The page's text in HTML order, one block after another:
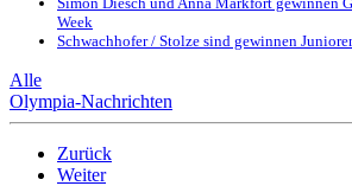
Week
Schwachhofer / Stolze sind gewinnen
Alle
Olympia-Nachrichten
Zurück
Weiter